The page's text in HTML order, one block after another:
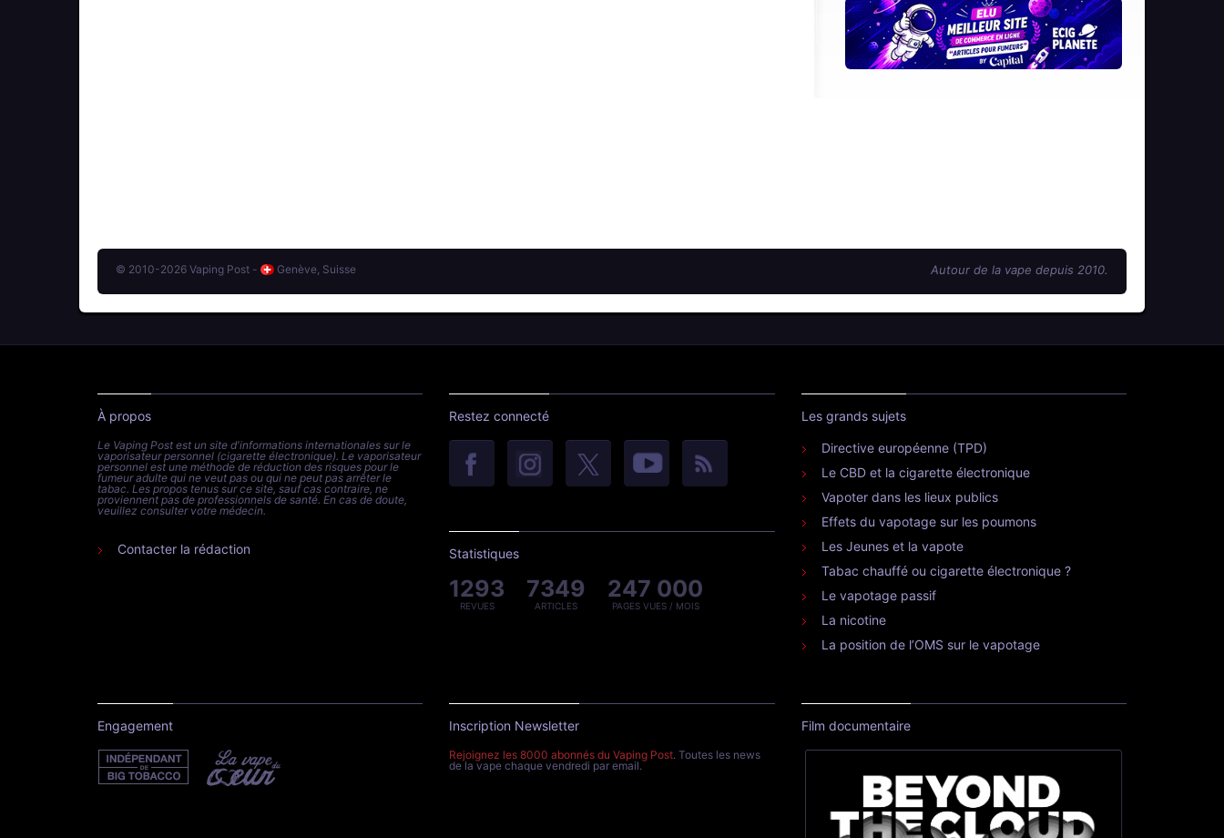
© 2010-2026 Vaping Post - Genève, Suisse Autour de la vape depuis 2010.
À propos
Le Vaping Post est un site d'informations internationales sur le
vaporisateur personnel (cigarette électronique). Le vaporisateur
personnel est une méthode de réduction des risques pour le
fumeur adulte qui ne veut pas ou qui ne peut pas arrêter le
tabac. Les propos tenus sur ce site, sauf cas contraire, ne
proviennent pas de professionnels de santé. En cas de doute,
veuillez consulter votre médecin.
Contacter la rédaction
Restez connecté
Statistiques
1293
REVUES
7349
ARTICLES
247 000
PAGES VUES / MOIS
Les grands sujets
Directive européenne (TPD)
Le CBD et la cigarette électronique
Vapoter dans les lieux publics
Effets du vapotage sur les poumons
Les Jeunes et la vapote
Tabac chauffé ou cigarette électronique ?
Le vapotage passif
La nicotine
La position de l’OMS sur le vapotage
Engagement Inscription Newsletter
Rejoignez les 8000 abonnés du Vaping Post. Toutes les news
de la vape chaque vendredi par email.
Film documentaire